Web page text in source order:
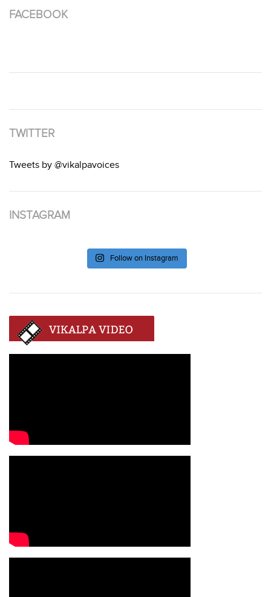
FACEBOOK
TWITTER
Tweets by @vikalpavoices
INSTAGRAM
Follow on Instagram